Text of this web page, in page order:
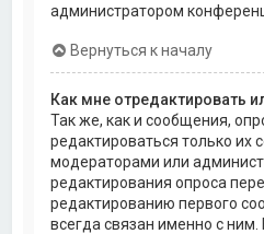
администратором
Вернуться к началу
Как мне отредактировать
Так же, как и сообщения,
редактироваться только их
модераторами или
редактирования опроса
редактированию первого
всегда связан именно с ним.